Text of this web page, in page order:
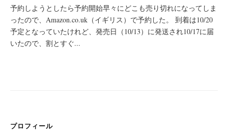
予約しようとしたら予約開始早々にどこも売り切れになってしま
ったので、Amazon.co.uk（イギリス）で予約した。 到着は10/20
予定となっていたけれど、発売日（10/13）に発送され10/17に届
いたので、割とすぐ...
プロフィール